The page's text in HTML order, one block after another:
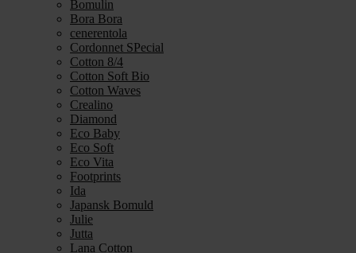
Bomulin
Bora Bora
cenerentola
Cordonnet SPecial
Cotton 8/4
Cotton Soft Bio
Cotton Waves
Crealino
Diamond
Eco Baby
Eco Soft
Eco Vita
Footprints
Ida
Japansk Bomuld
Julie
Jutta
Lana Cotton